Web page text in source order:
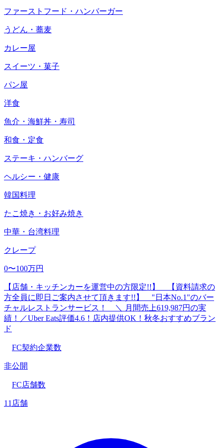
ファーストフード・ハンバーガー
うどん・蕎麦
カレー屋
スイーツ・菓子
パン屋
洋食
魚介・海鮮丼・寿司
和食・定食
ステーキ・ハンバーグ
ヘルシー・健康
韓国料理
たこ焼き・お好み焼き
中華・台湾料理
クレープ
0〜100万円
【店舗・キッチンカーを運営中の方限定!!】 【資料請求の
方全員に即日ご案内させて頂きます!!】 "日本No.1"のバー
チャルレストランサービス！ ＼ 月間売上619,987円の実
績！／Uber Eats評価4.6！店内提供OK！秋冬おすすめブラン
ド
FC契約企業数
非公開
FC店舗数
11店舗